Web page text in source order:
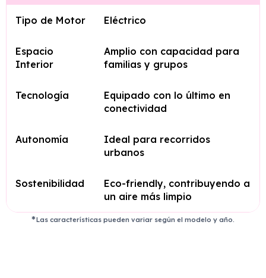
Tipo de Motor Eléctrico
Espacio
Interior
Amplio con capacidad para
familias y grupos
Tecnología
Equipado con lo último en
conectividad
Autonomía
Ideal para recorridos
urbanos
Sostenibilidad
Eco-friendly, contribuyendo a
un aire más limpio
Las características pueden variar según el modelo y año.